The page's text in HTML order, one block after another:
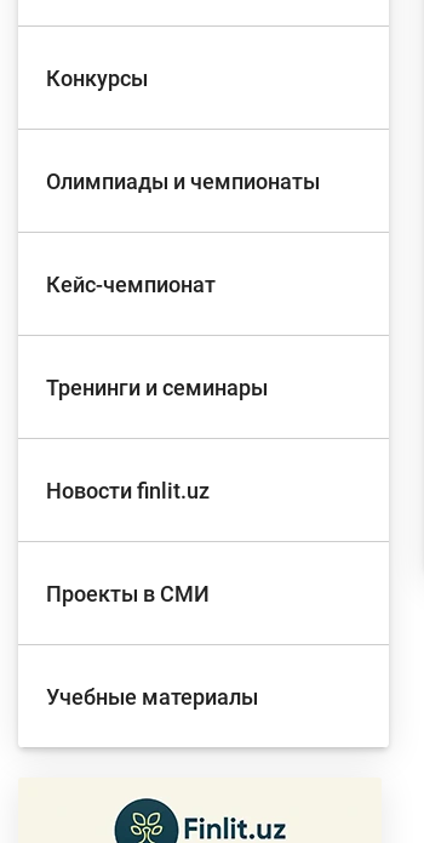
Финансовый рынок
Конкурсы
Олимпиады и чемпионаты
Кейс-чемпионат
Тренинги и семинары
Новости finlit.uz
Проекты в СМИ
Учебные материалы